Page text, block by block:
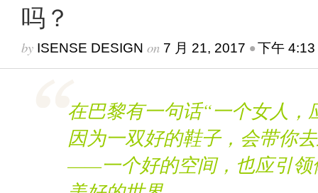
吗？
by ISENSE DESIGN on 7 月 21, 2017 •下午 4:13
在巴黎有一句话“一个女人，
因为一双好的鞋子，会带你
——一个好的空间，也应引领